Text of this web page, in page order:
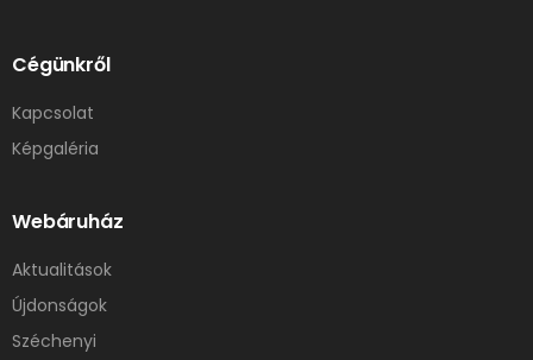
Cégünkről
Kapcsolat
Képgaléria
Webáruház
Aktualitások
Újdonságok
Széchenyi